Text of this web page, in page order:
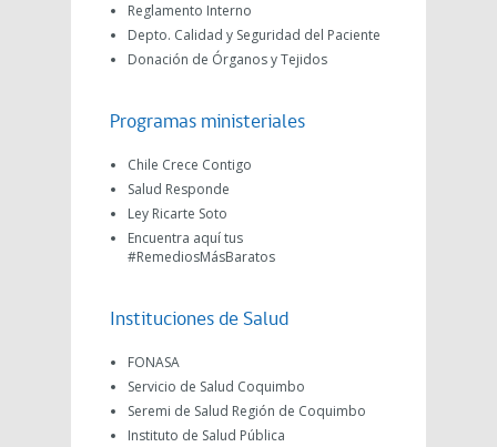
Reglamento Interno
Depto. Calidad y Seguridad del Paciente
Donación de Órganos y Tejidos
Programas ministeriales
Chile Crece Contigo
Salud Responde
Ley Ricarte Soto
Encuentra aquí tus
#RemediosMásBaratos
Instituciones de Salud
FONASA
Servicio de Salud Coquimbo
Seremi de Salud Región de Coquimbo
Instituto de Salud Pública